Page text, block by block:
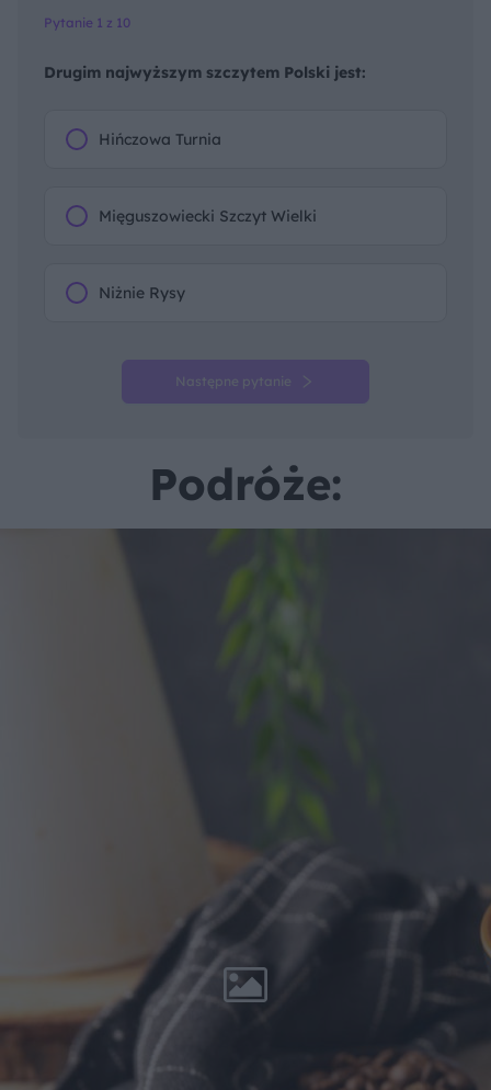
Pytanie 1 z 10
Drugim najwyższym szczytem Polski jest:
Hińczowa Turnia
Mięguszowiecki Szczyt Wielki
Niżnie Rysy
Następne pytanie
Podróże: